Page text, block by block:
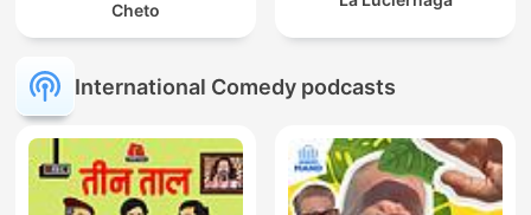
Cheto
International Comedy podcasts